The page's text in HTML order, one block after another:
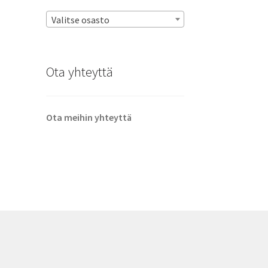
Valitse osasto
Ota yhteyttä
Ota meihin yhteyttä